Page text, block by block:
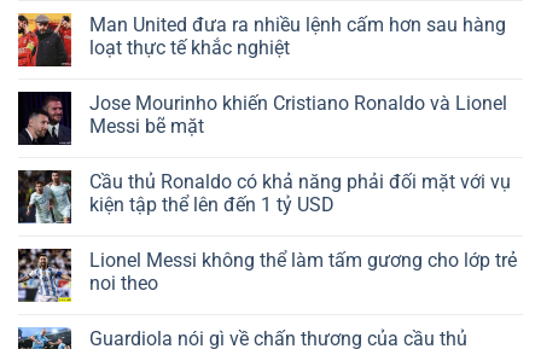
Man United đưa ra nhiều lệnh cấm hơn sau hàng
loạt thực tế khắc nghiệt
Jose Mourinho khiến Cristiano Ronaldo và Lionel
Messi bẽ mặt
Cầu thủ Ronaldo có khả năng phải đối mặt với vụ
kiện tập thể lên đến 1 tỷ USD
Lionel Messi không thể làm tấm gương cho lớp trẻ
noi theo
Guardiola nói gì về chấn thương của cầu thủ